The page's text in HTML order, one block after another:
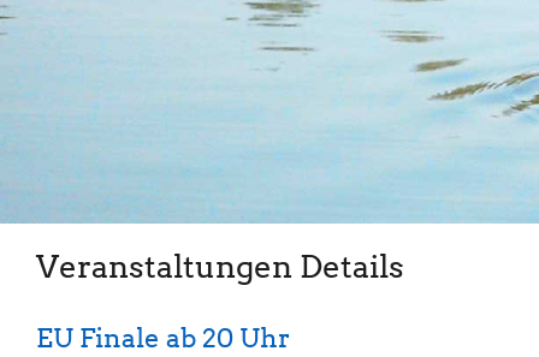
Veranstaltungen Details
EU Finale ab 20 Uhr